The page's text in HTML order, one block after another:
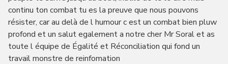
continu ton combat tu es la preuve que nous pouvons
résister, car au delà de l humour c est un combat bien pluw
profond et un salut egalement a notre cher Mr Soral et as
toute l équipe de Égalité et Réconciliation qui fond un
travail monstre de reinfomation